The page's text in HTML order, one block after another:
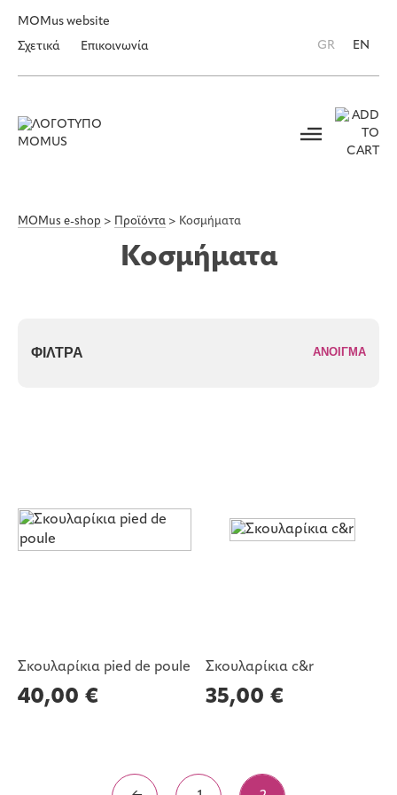
MOMus website
Σχετικά
Επικοινωνία GR EN
MOMus e-shop > Προϊόντα > Κοσμήματα
Κοσμήματα
Σκουλαρίκια pied de poule
40,00 €
Σκουλαρίκια c&r
35,00 €
ΦΊΛΤΡΑ ΑΝΟΙΓΜΑ